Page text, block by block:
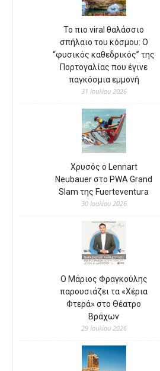
Το πιο viral θαλάσσιο
σπήλαιο του κόσμου: Ο
“φυσικός καθεδρικός” της
Πορτογαλίας που έγινε
παγκόσμια εμμονή
31 Ιουλίου 2026
Χρυσός ο Lennart
Neubauer στο PWA Grand
Slam της Fuerteventura
30 Ιουλίου 2026
Ο Μάριος Φραγκούλης
παρουσιάζει τα «Χέρια
Φτερά» στο Θέατρο
Βράχων
29 Ιουλίου 2026